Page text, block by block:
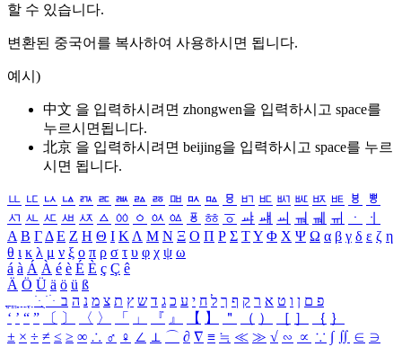
할 수 있습니다.
변환된 중국어를 복사하여 사용하시면 됩니다.
예시)
中文 을 입력하시려면 zhongwen을 입력하시고 space를
누르시면됩니다.
北京 을 입력하시려면 beijing을 입력하시고 space를 누르
시면 됩니다.
ㅥ ㅦ ㅧ ㅨ ㅩ ㅪ ㅫ ㅬ ㅭ ㅮ ㅯ ㅰ ㅱ ㅲ ㅳ ㅴ ㅵ ㅶ ㅷ ㅸ
ㅹ
ㅺ ㅻ ㅼ ㅽ ㅾ ㅿ ㆀ ㆁ ㆂ ㆃ ㆄ ㆅ ㆆ ㆇ ㆈ ㆉ ㆊ ㆋ ㆌ ㆍ
ㆎ
Α Β ΓΔ Ε Ζ Η Θ Ι ΚΛ Μ Ν Ξ Ο Π Ρ Σ ΤΥ Φ Χ Ψ Ω α β γ δ ε ζ η
θ ι κ λ μ ν ξ ο π ρ σ τ υ φ χ ψ ω
á à Á À é è É È ç Ç ê
Ä Ö Ü ä ö ü ß
ִֶֹ ֻּ ׁׂ פ ם ן ו ט א ר ק ף ך ל ח י ע כ ג ד ש ץ ת צ מ נ ה ב
‘ ’ “ ” 〔 〕 〈 〉 「 」 『 』 【 】 ＂ （ ） ［ ］ ｛ ｝
± × ÷ ≠ ≤ ≥ ∞ ∴ ♂ ♀ ∠ ⊥ ⌒ ∂ ∇ ≡ ≒ ≪ ≫ √ ∽ ∝ ∵ ∫ ∬ ∈ ∋